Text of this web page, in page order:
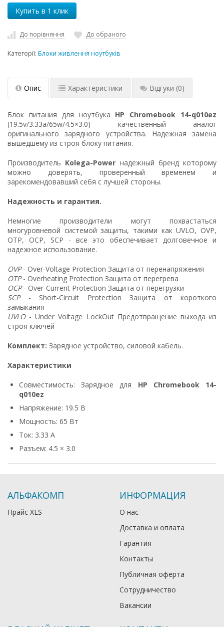
До порівняння До обраного
Категорії: Блоки живлення ноутбуків
Опис Характеристики Відгуки (0)
Блок питания для ноутбука HP Chromebook 14-q010ez
(19.5v/3.33a/65w/4.5×3.0) качественный аналог
оригинального зарядного устройства. Надежная замена
вышедшему из строя блоку питания.
Производитель Kolega-Power надежный бренд которому
можно доверять, проверенный временем и
зарекомендовавший себя с лучшей стороны.
Надежность и гарантия.
Немногие производители могут похвастаться
многуровневой системой защиты, такими как UVLO, OVP,
OTP, OCP, SCP - все это обеспечивает долговечное и
надежное использование.
OVP- Over-Voltage Protection Защита от перенапряжения
OTP- Overheating Protection Защита от перегрева
OCP- Over-Current Protection Защита от перегрузки
SCP- Short-Circuit Protection Защита от короткого
замыкания
UVLO- Under Voltage LockOut Предотвращение выхода из
строя ключей
Комплект: Зарядное устройство, силовой кабель.
Характеристики
Совместимость: Зарядное для HP Chromebook 14-
q010ez
Напряжение: 19.5 В
Мощность: 65 Вт
Ток: 3.33 А
Разъем: 4.5 × 3.0
АЛЬФАКОМП
Прайс XLS
ИНФОРМАЦИЯ
О нас
Доставка и оплата
Гарантия
Контакты
Публичная оферта
Сотрудничество
Вакансии